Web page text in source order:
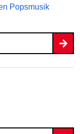
Popsmusik